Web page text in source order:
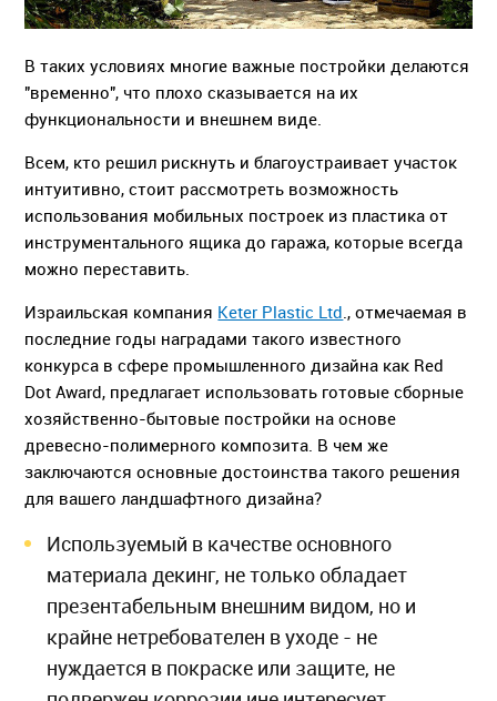
В таких условиях многие важные постройки делаются
"временно", что плохо сказывается на их
функциональности и внешнем виде.
Всем, кто решил рискнуть и благоустраивает участок
интуитивно, стоит рассмотреть возможность
использования мобильных построек из пластика от
инструментального ящика до гаража, которые всегда
можно переставить.
Израильская компания Keter Plastic Ltd., отмечаемая в
последние годы наградами такого известного
конкурса в сфере промышленного дизайна как Red
Dot Award, предлагает использовать готовые сборные
хозяйственно-бытовые постройки на основе
древесно-полимерного композита. В чем же
заключаются основные достоинства такого решения
для вашего ландшафтного дизайна?
Используемый в качестве основного
материала декинг, не только обладает
презентабельным внешним видом, но и
крайне нетребователен в уходе - не
нуждается в покраске или защите, не